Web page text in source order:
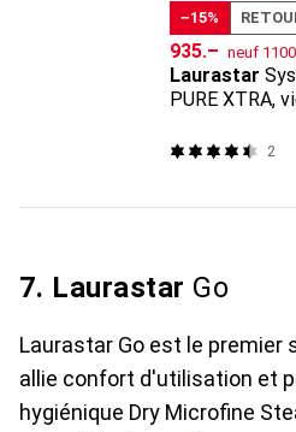
−15%
CHF
935.– neuf CHF
Laurastar
PURE XTRA,
2
7. Laurastar Go
Laurastar Go est le premier
allie confort d'utilisation et
hygiénique Dry Microfine